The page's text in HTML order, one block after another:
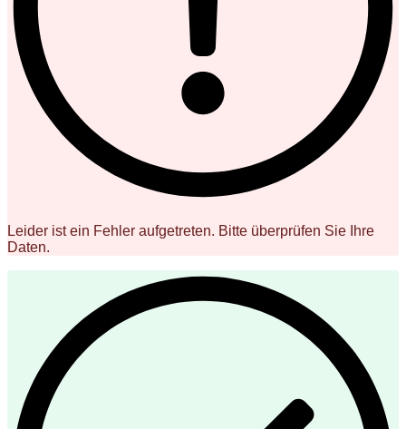
Leider ist ein Fehler aufgetreten. Bitte überprüfen Sie Ihre
Daten.